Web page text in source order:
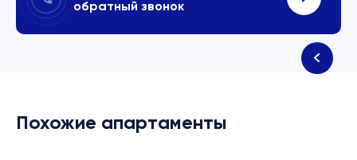
обратный звонок
Похожие апартаменты